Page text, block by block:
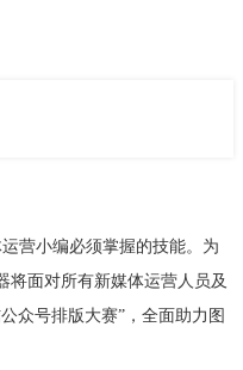
营小编必须掌握的技能。为
将面对所有新媒体运营人员及
众号排版大赛”，全面助力图